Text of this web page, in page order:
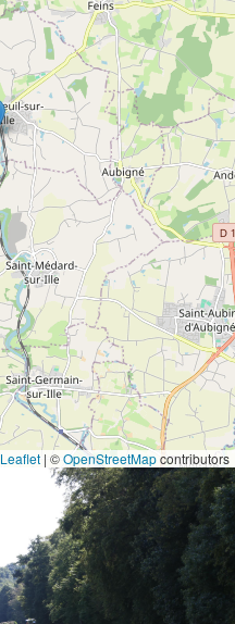
Leaflet | ©OpenStreetMapcontributors